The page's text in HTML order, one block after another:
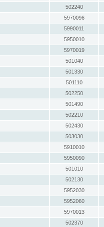
502240
5970096
5990011
5950010
5970019
501040
501330
501110
502250
501490
502210
502430
503030
5910010
5950090
501010
502130
5952030
5952060
5970013
502370